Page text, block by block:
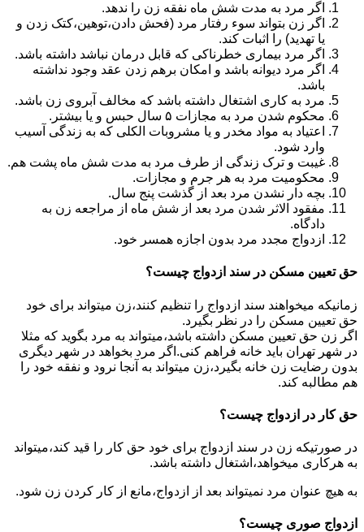
اگر مرد به مدت شش ماه نفقه زن را ندهد.
اگر زن بتواند سوء رفتار مرد (فحش دادن،توهین،کتک زدن و
یا تهدید) را اثبات کند.
اگر مرد بیماری خطرناکی که قابل درمان نباشد داشته باشد.
اگر مرد دیوانه باشد و امکان برهم زدن عقد وجود نداشته
باشد.
مرد به کاری اشتغال داشته باشد که مخالف آبروی زن باشد.
محکوم شدن مرد به مجازات ۵ سال حبس و یا بیشتر.
اعتیاد به مواد مخدر و یا مشروبات الکلی که به زندگی آسیب
وارد شود.
غیبت و ترک زندگی از طرف مرد به مدت شش ماه پشت هم.
محکومیت مرد به هر جرم و مجازات.
بچه دار نشدن مرد بعد از گذشت پنج سال.
مفقود الاثر شدن مرد بعد از شش ماه از مراجعه زن به
دادگاه.
ازدواج مجدد مرد بدون اجازه همسر خود.
حق تعیین مسکن در سند ازدواج چیست؟
زمانیکه میخواهند سند ازدواج را تنظیم کنند،زن میتواند برای خود
حق تعیین مسکن را در نظر بگیرد.
اگر زن حق تعیین مسکن داشته باشد،میتواند به مرد بگوید که مثلا
در شهر تهران باید خانه فراهم کنی.اگر مرد بخواهد در شهر دیگری
بدون رضایت زن خانه بگیرد،زن میتواند به آنجا نرود و نفقه خود را
هم مطالبه کند.
حق کار در ازدواج چیست؟
در صورتیکه زن در سند ازدواج برای خود حق کار را قید کند،میتواند
به هرکاری میخواهد،اشتغال داشته باشد.
به هیچ عنوان مرد نمیتواند بعد از ازدواج،مانع از کار کردن زن شود.
ازدواج صوری چیست؟